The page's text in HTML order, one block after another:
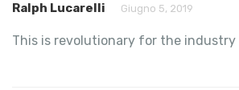
Ralph Lucarelli Giugno 5, 2019
This is revolutionary for the industry